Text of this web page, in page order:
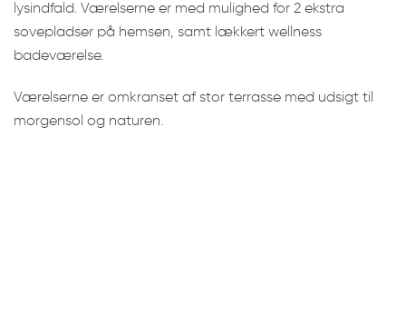
lysindfald. Værelserne er med mulighed for 2 ekstra
sovepladser på hemsen, samt lækkert wellness
badeværelse.
Værelserne er omkranset af stor terrasse med udsigt til
morgensol og naturen.